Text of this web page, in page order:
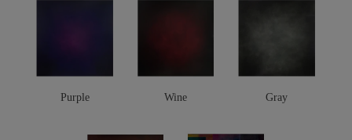
Purple Wine Gray